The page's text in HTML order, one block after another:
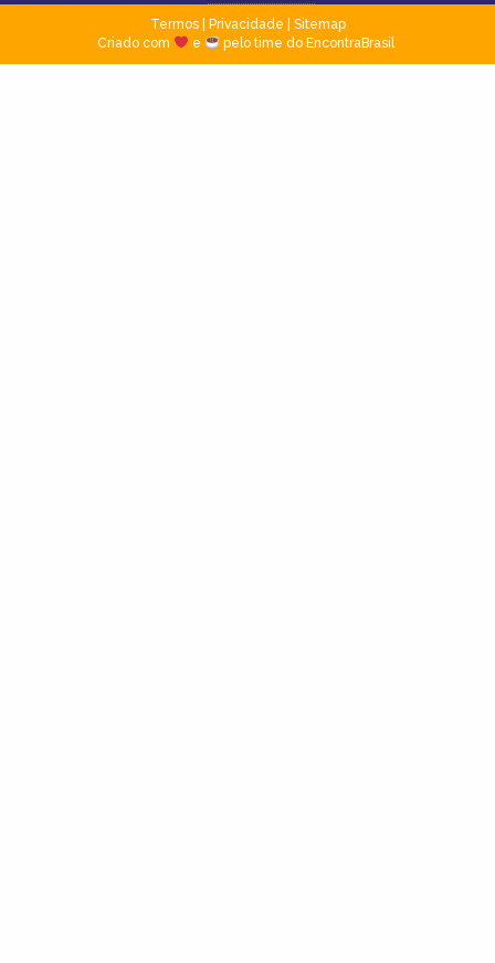
Termos| Privacidade
Sitemap
Criado com
e pelo time do EncontraBrasil